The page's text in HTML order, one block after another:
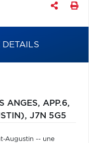
DETAILS
ANGES, APP.6,
J7N 5G5
Augustin -- une